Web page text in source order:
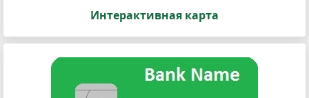
Интерактивная карта